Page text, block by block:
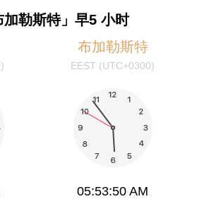
加勒斯特」早5 小时
布加勒斯特
EEST (UTC+0300)
05:53:50 AM